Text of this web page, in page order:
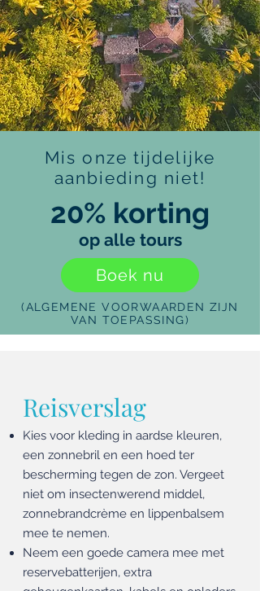
Mis onze tijdelijke
aanbieding niet!
20% korting
op alle tours
Boek nu
(ALGEMENE VOORWAARDEN ZIJN
VAN TOEPASSING)
Reisverslag
Kies voor kleding in aardse kleuren,
een zonnebril en een hoed ter
bescherming tegen de zon. Vergeet
niet om insectenwerend middel,
zonnebrandcrème en lippenbalsem
mee te nemen.
Neem een goede camera mee met
reservebatterijen, extra